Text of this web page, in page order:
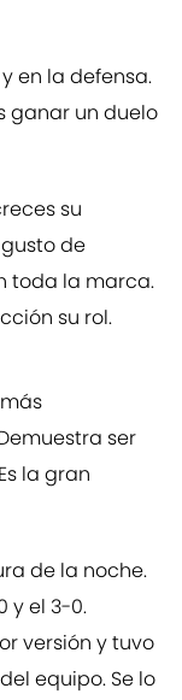
en la defensa.
ganar un duelo
su
de
toda la marca.
su rol.
ser
la gran
de la noche.
y el 3-0.
versión y tuvo
equipo. Se lo